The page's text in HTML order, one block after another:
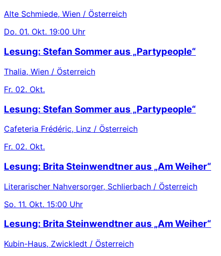
Alte Schmiede, Wien / Österreich
Do. 01. Okt. 19:00 Uhr
Lesung: Stefan Sommer aus „Partypeople“
Thalia, Wien / Österreich
Fr. 02. Okt.
Lesung: Stefan Sommer aus „Partypeople“
Cafeteria Frédéric, Linz / Österreich
Fr. 02. Okt.
Lesung: Brita Steinwendtner aus „Am Weiher“
Literarischer Nahversorger, Schlierbach / Österreich
So. 11. Okt. 15:00 Uhr
Lesung: Brita Steinwendtner aus „Am Weiher“
Kubin-Haus, Zwickledt / Österreich